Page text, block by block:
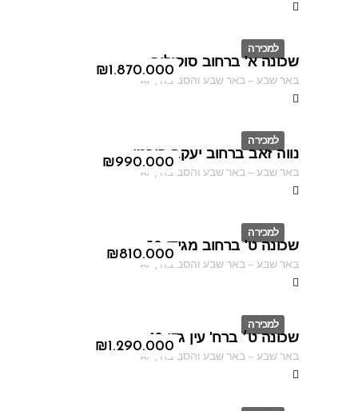
למכירה
ID
₪1.870.000
שכונה א' ברחוב סוקולוב
באר שבע–באר שבע והסביבה ,
AF
למכירה
ID
₪990.000
נווה זאב ברחוב יעקב פיכמן
באר שבע–באר שבע והסביבה ,
AF
למכירה
ID
₪810.000
שכונה ט' ברחוב מגידו 38
באר שבע–באר שבע והסביבה ,
AF
למכירה
ID
₪1.290.000
שכונה ט׳ ברח' עין גדי 18
באר שבע–באר שבע והסביבה ,
AF